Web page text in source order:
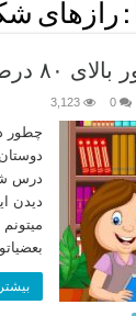
رازهای
بزنیم؟
0
3,123
دیدن